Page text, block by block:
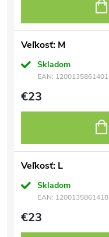
Veľkosť: M
Skladom
EAN: 1200135861401
€23
Veľkosť: L
Skladom
EAN: 1200135861418
€23